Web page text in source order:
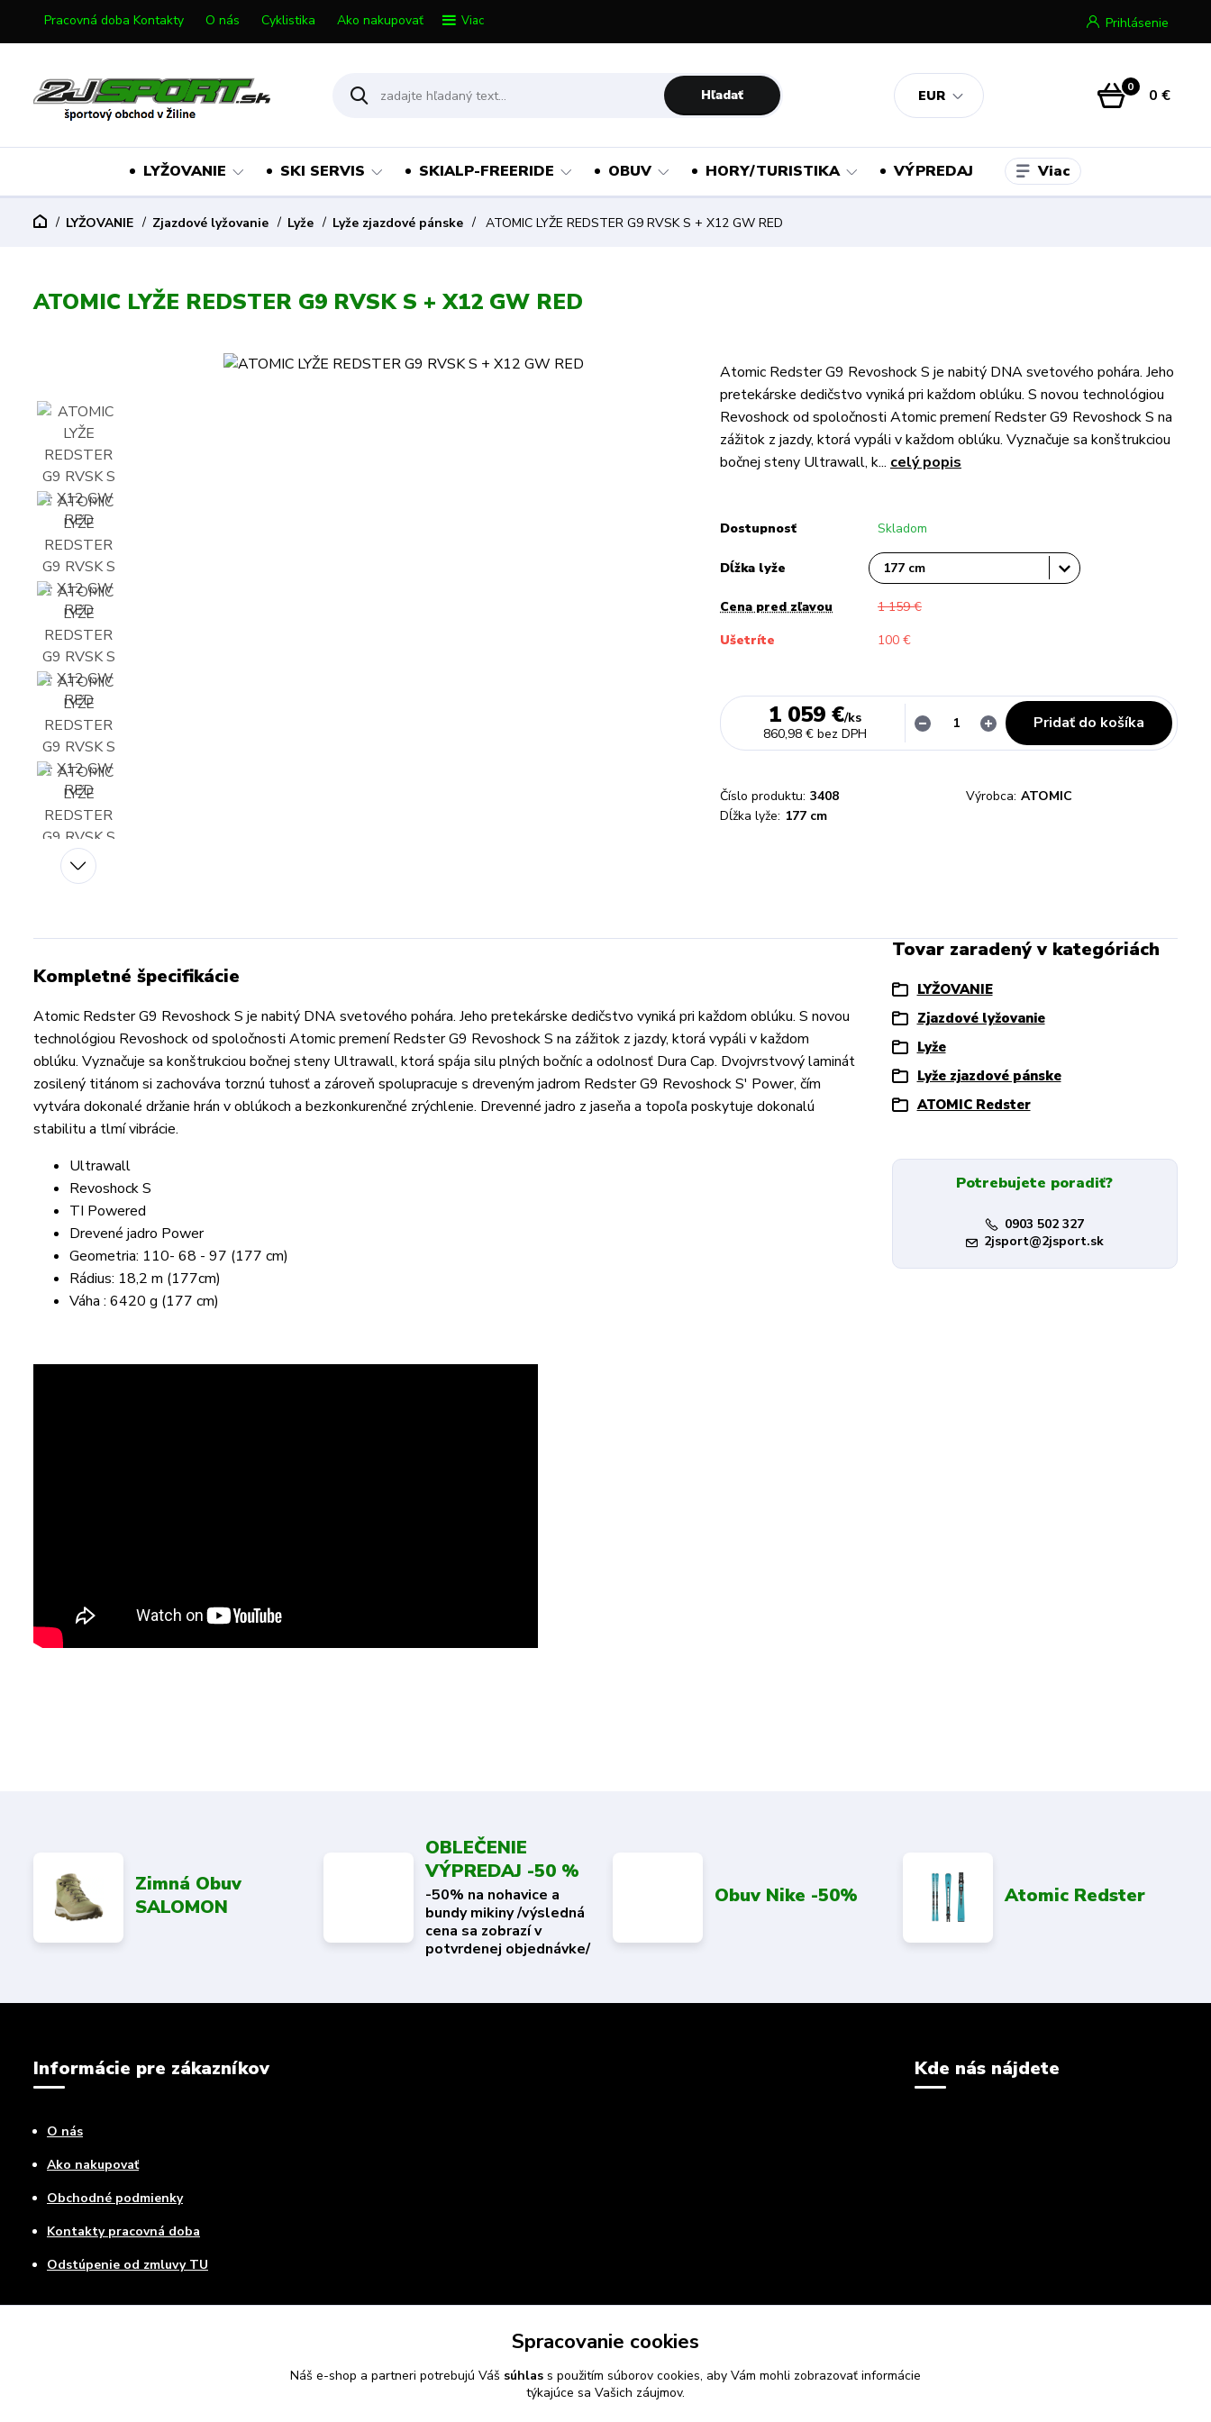
Pracovná doba Kontakty O nás Cyklistika Ako nakupovať Viac
EUR
Prihlásenie
Hľadať 0 0 €
LYŽOVANIE SKI SERVIS SKIALP-FREERIDE OBUV HORY/TURISTIKA VÝPREDAJ Viac
LYŽOVANIE Zjazdové lyžovanie Lyže Lyže zjazdové pánske ATOMIC LYŽE REDSTER G9 RVSK S + X12 GW RED
ATOMIC LYŽE REDSTER G9 RVSK S + X12 GW RED
Atomic Redster G9 Revoshock S je nabitý DNA svetového pohára. Jeho
pretekárske dedičstvo vyniká pri každom oblúku. S novou technológiou
Revoshock od spoločnosti Atomic premení Redster G9 Revoshock S na
zážitok z jazdy, ktorá vypáli v každom oblúku. Vyznačuje sa konštrukciou
bočnej steny Ultrawall, k... celý popis
Dostupnosť Skladom
Dĺžka lyže
Cena pred zľavou
1 159 €
Ušetríte
100 €
1 059 €/ks
860,98 € bez DPH
Pridať do košíka
Číslo produktu: 3408 Výrobca: ATOMIC
Dĺžka lyže: 177 cm
Kompletné špecifikácie
Atomic Redster G9 Revoshock S je nabitý DNA svetového pohára. Jeho pretekárske dedičstvo vyniká pri každom oblúku. S novou
technológiou Revoshock od spoločnosti Atomic premení Redster G9 Revoshock S na zážitok z jazdy, ktorá vypáli v každom
oblúku. Vyznačuje sa konštrukciou bočnej steny Ultrawall, ktorá spája silu plných bočníc a odolnosť Dura Cap. Dvojvrstvový laminát
zosilený titánom si zachováva torznú tuhosť a zároveň spolupracuje s dreveným jadrom Redster G9 Revoshock S' Power, čím
vytvára dokonalé držanie hrán v oblúkoch a bezkonkurenčné zrýchlenie. Drevenné jadro z jaseňa a topoľa poskytuje dokonalú
stabilitu a tlmí vibrácie.
Ultrawall
Revoshock S
TI Powered
Drevené jadro Power
Geometria: 110- 68 - 97 (177 cm)
Rádius: 18,2 m (177cm)
Váha : 6420 g (177 cm)
Tovar zaradený v kategóriách
LYŽOVANIE
Zjazdové lyžovanie
Lyže
Lyže zjazdové pánske
ATOMIC Redster
Potrebujete poradiť?
0903 502 327
2jsport@2jsport.sk
Zimná Obuv
SALOMON
OBLEČENIE
VÝPREDAJ -50 %
-50% na nohavice a
bundy mikiny /výsledná
cena sa zobrazí v
potvrdenej objednávke/
Obuv Nike -50% Atomic Redster
Informácie pre zákazníkov
O nás
Ako nakupovať
Obchodné podmienky
Kontakty pracovná doba
Odstúpenie od zmluvy TU
Kde nás nájdete
Spracovanie cookies
Náš e-shop a partneri potrebujú Váš súhlas s použitím súborov cookies, aby Vám mohli zobrazovať informácie
týkajúce sa Vašich záujmov.